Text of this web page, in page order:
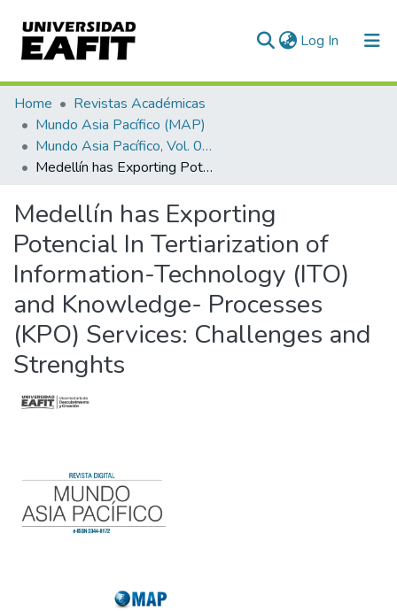
Log In (current)
Communities & Collections
All of DSpace
Statistics
Home
Revistas Académicas
Mundo Asia Pacífico (MAP)
Mundo Asia Pacífico, Vol. 07, Núm. 13 (2018)
Medellín has Exporting Potencial In Tertiarization of Information-Technology (ITO) and Knowledge- Processes (KPO) Services: Challenges and Strenghts
Medellín has Exporting
Potencial In Tertiarization of
Information-Technology (ITO)
and Knowledge- Processes
(KPO) Services: Challenges and
Strenghts